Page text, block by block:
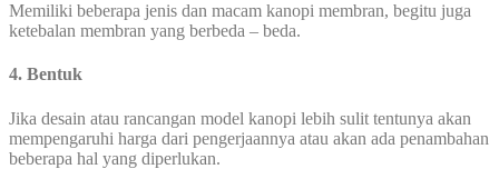
Memiliki beberapa jenis dan macam kanopi membran, begitu juga
ketebalan membran yang berbeda – beda.
4. Bentuk
Jika desain atau rancangan model kanopi lebih sulit tentunya akan
mempengaruhi harga dari pengerjaannya atau akan ada penambahan
beberapa hal yang diperlukan.